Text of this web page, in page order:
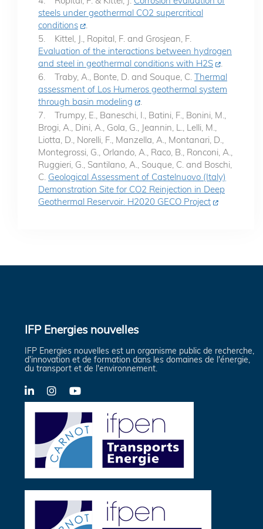
steels under geothermal CO2 supercritical
conditions
5. Kittel, J., Ropital, F. and Grosjean, F.
Evaluation of the interactions between hydrogen
and steel in geothermal conditions with H2S
6. Traby, A., Bonte, D. and Souque, C. Thermal
assessment of Los Humeros geothermal system
through basin modeling
7. Trumpy, E., Baneschi, I., Batini, F., Bonini, M.,
Brogi, A., Dini, A., Gola, G., Jeannin, L., Lelli, M.,
Liotta, D., Norelli, F., Manzella, A., Montanari, D.,
Montegrossi, G., Orlando, A., Raco, B., Ronconi, A.,
Ruggieri, G., Santilano, A., Souque, C. and Boschi,
C. Geological Assessment of Castelnuovo (Italy)
Demonstration Site for CO2 Reinjection in Deep
Geothermal Reservoir. H2020 GECO Project
IFP Energies nouvelles
IFP Energies nouvelles est un organisme public de recherche,
d'innovation et de formation dans les domaines de l'énergie,
du transport et de l'environnement.
LinkedInInstagramYouTube